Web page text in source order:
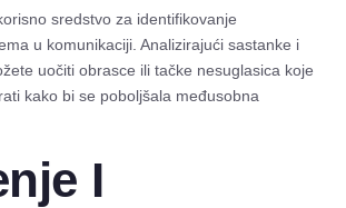
sredstvo za identifikovanje
u komunikaciji. Analizirajući sastanke i
uočiti obrasce ili tačke nesuglasica koje
kako bi se poboljšala međusobna
I